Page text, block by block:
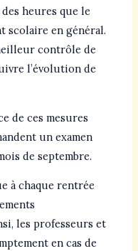
heures que le
scolaire en général.
contrôle de
l’évolution de
de ces mesures
un examen
de septembre.
à chaque rentrée
les professeurs et
en cas de